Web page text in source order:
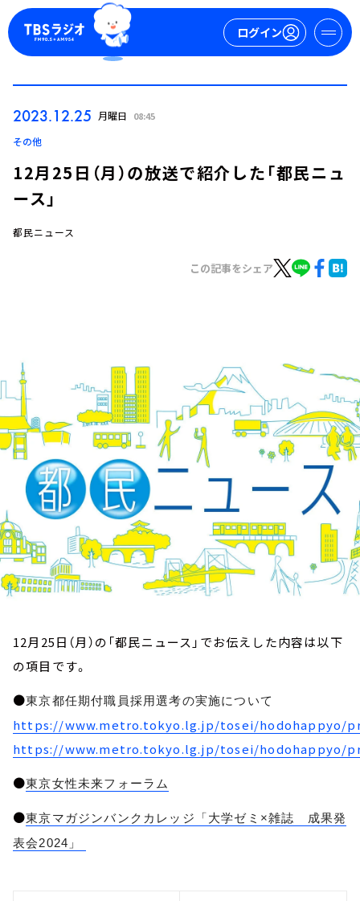
ログイン
イベント・グッズ
YouTube
会社情報
2023.12.25 月曜日 08:45
その他
12月25日（月）の放送で紹介した「都民ニュ
ース」
都民ニュース
この記事をシェア
12月25日（月）の「都民ニュース」でお伝えした内容は以下
の項目です。
●東京都任期付職員採用選考の実施について
https://www.metro.tokyo.lg.jp/tosei/hodohappyo/
https://www.metro.tokyo.lg.jp/tosei/hodohappyo/
●東京女性未来フォーラム
●東京マガジンバンクカレッジ「大学ゼミ×雑誌 成果発
表会2024」